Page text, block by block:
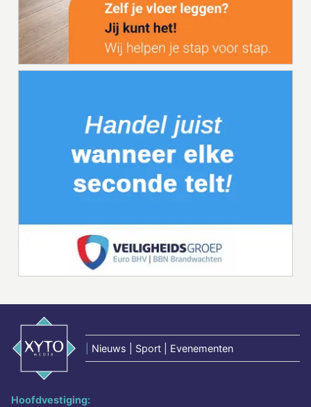
Nieuws | Sport | Evenementen
Hoofdvestiging: